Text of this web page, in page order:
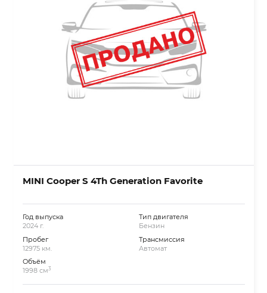
MINI Cooper S 4Th Generation Favorite
Год выпуска
2024 г.
Пробег
12975 км.
Объём
1998 см3
Тип двигателя
Бензин
Трансмиссия
Автомат